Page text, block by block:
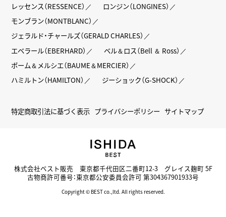
レッセンス（RESSENCE）
ロンジン（LONGINES）
モンブラン（MONTBLANC）
ジェラルド・チャールズ（GERALD CHARLES）
エベラール（EBERHARD）
ベル＆ロス（Bell ＆ Ross）
ボーム＆メルシエ（BAUME＆MERCIER）
ハミルトン（HAMILTON）
ジーショック（G-SHOCK）
特定商取引法に基づく表示 プライバシーポリシー サイトマップ
株式会社ベスト販売 東京都千代田区二番町12-3 グレイス麹町 5F
古物商許可番号：東京都公安委員会許可 第304367901933号
Copyright © BEST co.,ltd. All rights reserved.